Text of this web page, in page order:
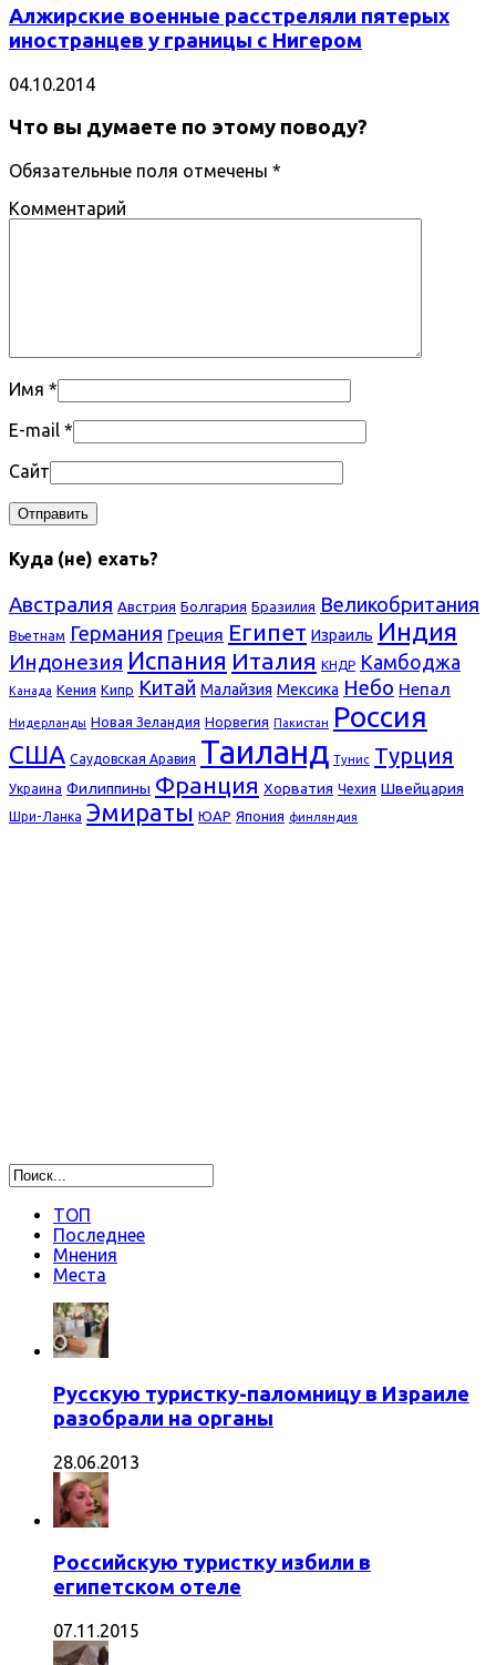
Алжирские военные расстреляли пятерых
иностранцев у границы с Нигером
04.10.2014
Что вы думаете по этому поводу?
Обязательные поля отмечены *
Комментарий
Имя *
E-mail *
Сайт
Куда (не) ехать?
Австралия Австрия Болгария Бразилия Великобритания
Вьетнам Германия Греция Египет Израиль Индия
Индонезия Испания Италия КНДР Камбоджа
Канада Кения Кипр Китай Малайзия Мексика Небо Непал
Нидерланды Новая Зеландия Норвегия Пакистан Россия
США Саудовская Аравия Таиланд Тунис Турция
Украина Филиппины Франция Хорватия Чехия Швейцария
Шри-Ланка Эмираты ЮАР Япония финляндия
ТОП
Последнее
Мнения
Места
Русскую туристку-паломницу в Израиле
разобрали на органы
28.06.2013
Российскую туристку избили в
египетском отеле
07.11.2015